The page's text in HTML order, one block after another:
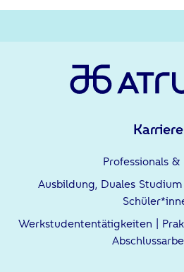
Karriere
Professionals &
Ausbildung, Duales
Werkstudententätigkeiten |